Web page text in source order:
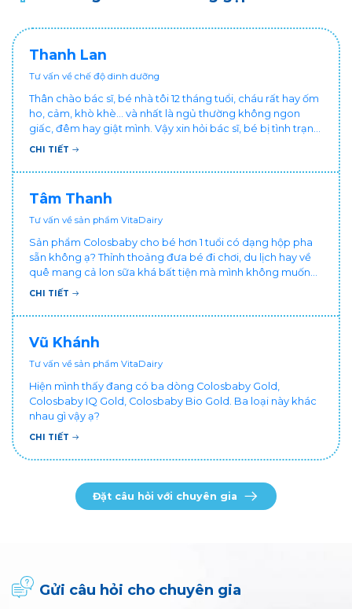
Thanh Lan
Tư vấn về chế độ dinh dưỡng
Thân chào bác sĩ, bé nhà tôi 12 tháng tuổi, cháu rất hay ốm
ho, cảm, khò khè... và nhất là ngủ thường không ngon
giấc, đêm hay giật mình. Vậy xin hỏi bác sĩ, bé bị tình trạng
vậy nên làm sao để con khỏe mạnh và ngủ ngon giấc hơn
chăm cháu hay ốm ạ?. Cảm ơn bác sĩ.
CHI TIẾT
Tâm Thanh
Tư vấn về sản phẩm VitaDairy
Sản phẩm Colosbaby cho bé hơn 1 tuổi có dạng hộp pha
sẵn không ạ? Thỉnh thoảng đưa bé đi chơi, du lịch hay về
quê mang cả lon sữa khá bất tiện mà mình không muốn
đổi cho bé dùng sữa tươi hộp khác sợ bé nạ sữa ảnh
CHI TIẾT
Vũ Khánh
Tư vấn về sản phẩm VitaDairy
Hiện mình thấy đang có ba dòng Colosbaby Gold,
Colosbaby IQ Gold, Colosbaby Bio Gold. Ba loại này khác
nhau gì vậy ạ?
CHI TIẾT
Đặt câu hỏi với chuyên gia
Gửi câu hỏi cho chuyên gia